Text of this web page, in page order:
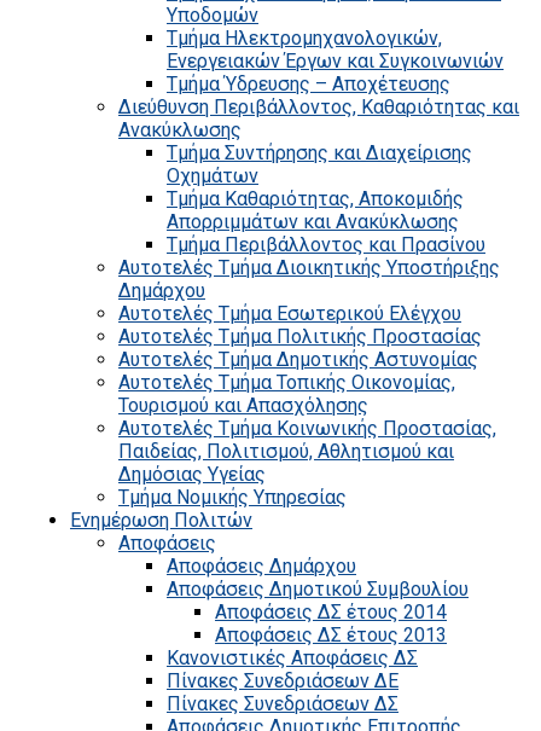
Υποδομών
Τμήμα Ηλεκτρομηχανολογικών,
Ενεργειακών Έργων και Συγκοινωνιών
Τμήμα Ύδρευσης – Αποχέτευσης
Διεύθυνση Περιβάλλοντος, Καθαριότητας και
Ανακύκλωσης
Τμήμα Συντήρησης και Διαχείρισης
Οχημάτων
Τμήμα Καθαριότητας, Αποκομιδής
Απορριμμάτων και Ανακύκλωσης
Τμήμα Περιβάλλοντος και Πρασίνου
Αυτοτελές Τμήμα Διοικητικής Υποστήριξης
Δημάρχου
Αυτοτελές Τμήμα Εσωτερικού Ελέγχου
Αυτοτελές Τμήμα Πολιτικής Προστασίας
Αυτοτελές Τμήμα Δημοτικής Αστυνομίας
Αυτοτελές Τμήμα Τοπικής Οικονομίας,
Τουρισμού και Απασχόλησης
Αυτοτελές Τμήμα Κοινωνικής Προστασίας,
Παιδείας, Πολιτισμού, Αθλητισμού και
Δημόσιας Υγείας
Τμήμα Νομικής Υπηρεσίας
Ενημέρωση Πολιτών
Αποφάσεις
Αποφάσεις Δημάρχου
Αποφάσεις Δημοτικού Συμβουλίου
Αποφάσεις ΔΣ έτους 2014
Αποφάσεις ΔΣ έτους 2013
Κανονιστικές Αποφάσεις ΔΣ
Πίνακες Συνεδριάσεων ΔΕ
Πίνακες Συνεδριάσεων ΔΣ